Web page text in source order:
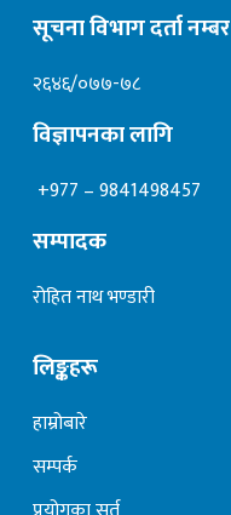
सूचना विभाग दर्ता नम्बर
२६४६/०७७-७८
विज्ञापनका लागि
+977 – 9841498457
सम्पादक
रोहित नाथ भण्डारी
लिङ्कहरू
हाम्रोबारे
सम्पर्क